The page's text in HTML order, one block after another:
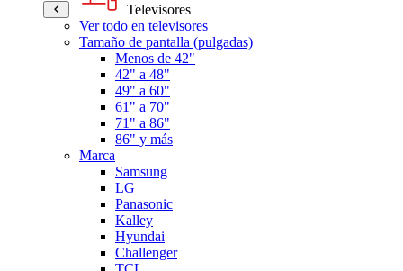
Televisores
Ver todo en televisores
Tamaño de pantalla (pulgadas)
Menos de 42"
42" a 48"
49" a 60"
61" a 70"
71" a 86"
86" y más
Marca
Samsung
LG
Panasonic
Kalley
Hyundai
Challenger